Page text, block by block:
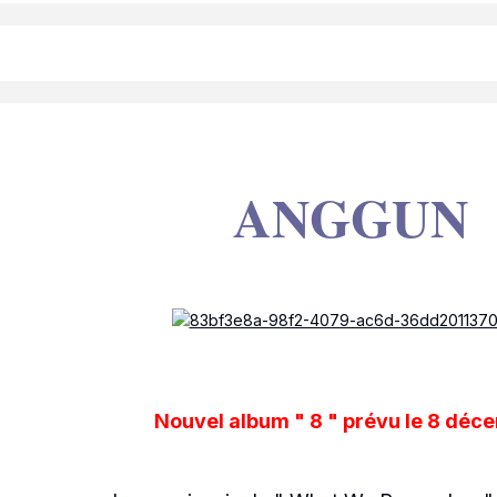
ANGGUN
Nouvel album " 8 " prévu le 8